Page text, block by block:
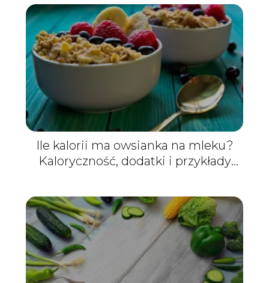
Ile kalorii ma owsianka na mleku?
Kaloryczność, dodatki i przykłady